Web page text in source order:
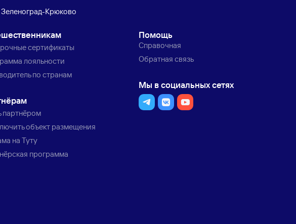
Крюково
сертификаты
лояльности
по странам
партнёром
объект размещения
на Туту
программа
Помощь
Справочная
Обратная связь
Мы в социальных сетях